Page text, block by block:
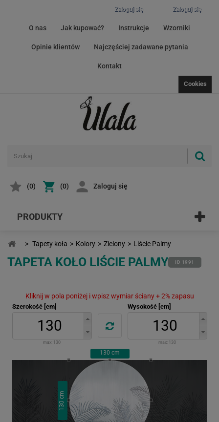
Zaloguj się
Zaloguj się
O nas Jak kupować? Instrukcje Wzorniki
Opinie klientów Najczęściej zadawane pytania
Kontakt
Cookies
(0) (0) Zaloguj się
PRODUKTY
> Tapety koła > Kolory > Zielony > Liście Palmy
TAPETA KOŁO LIŚCIE PALMY ID 1991
Kliknij w pola poniżej i wpisz wymiar ściany + 2% zapasu
Szerokość [cm]
max: 130
Wysokość [cm]
max: 130
130 cm
130
cm